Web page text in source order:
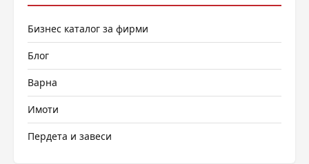
Бизнес каталог за фирми
Блог
Варна
Имоти
Пердета и завеси